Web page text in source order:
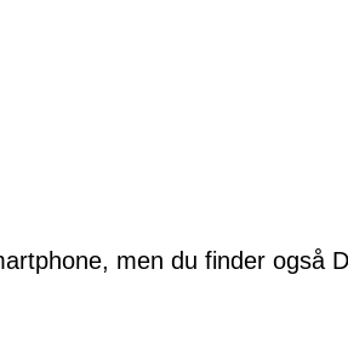
men du finder også